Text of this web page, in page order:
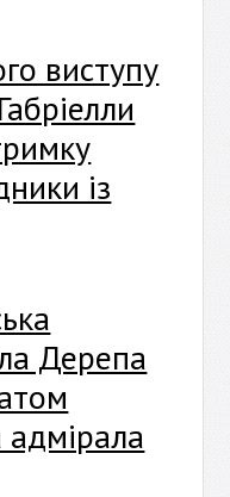
виступу
із
Дерепа
адмірала